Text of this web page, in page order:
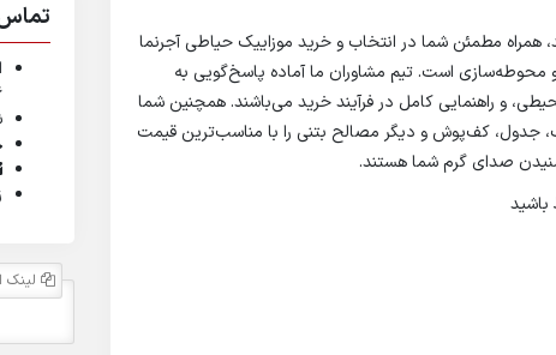
همراه مطمئن شما در انتخاب و خرید موزاییک حیاطی آجرنما
محوطه‌سازی است. تیم مشاوران ما آماده پاسخ‌گویی به
و راهنمایی کامل در فرآیند خرید می‌باشند. همچنین شما
جدول، کف‌پوش و دیگر مصالح بتنی را با مناسب‌ترین قیمت
صدای گرم شما هستند.
باشید
لینک